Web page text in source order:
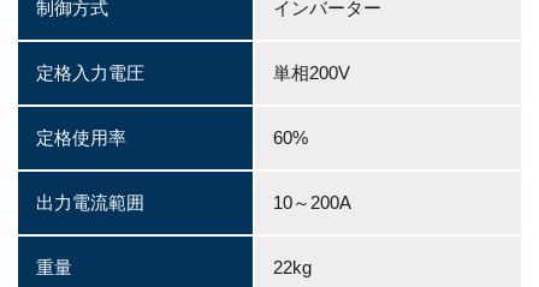
制御方式 インバーター
定格入力電圧 単相200V
定格使用率 60%
出力電流範囲 10～200A
重量 22kg